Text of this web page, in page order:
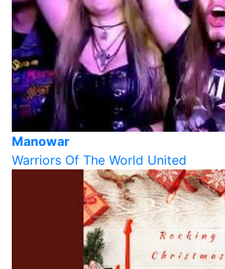
Manowar
Warriors Of The World United